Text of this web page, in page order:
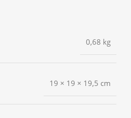
0,68 kg
19 × 19 × 19,5 cm